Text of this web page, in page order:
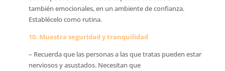
también emocionales, en un ambiente de confianza.
Establécelo como rutina.
10. Muestra seguridad y tranquilidad
– Recuerda que las personas a las que tratas pueden estar
nerviosos y asustados. Necesitan que